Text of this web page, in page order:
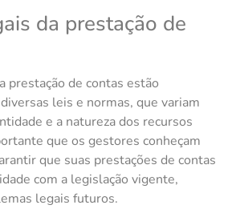
da prestação de
prestação de contas estão
leis e normas, que variam
e a natureza dos recursos
que os gestores conheçam
que suas prestações de contas
com a legislação vigente,
legais futuros.